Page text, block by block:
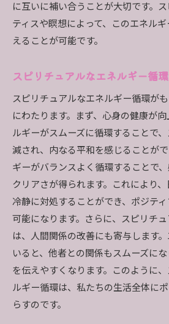
に互いに補い合うことが大切です。
ティスや瞑想によって、このエネル
えることが可能です。
スピリチュアルなエネルギー循
スピリチュアルなエネルギー循環が
にわたります。まず、心身の健康が
ルギーがスムーズに循環することで
減され、内なる平和を感じることが
ギーがバランスよく循環することで
クリアさが得られます。これにより
冷静に対処することができ、ポジテ
可能になります。さらに、スピリチ
は、人間関係の改善にも寄与します
いると、他者との関係もスムーズに
を伝えやすくなります。このように
ルギー循環は、私たちの生活全体に
らすのです。